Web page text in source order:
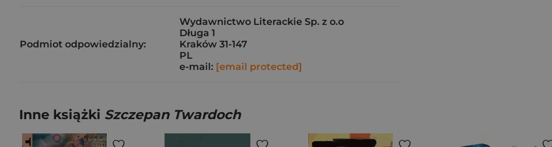
Podmiot odpowiedzialny:
Wydawnictwo Literackie Sp. z o.o
Długa 1
Kraków 31-147
PL
e-mail: [email protected]
Inne książki Szczepan Twardoch